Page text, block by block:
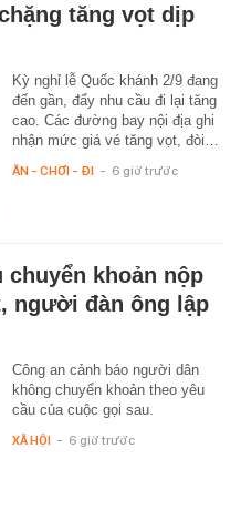
tăng vọt dịp
Kỳ nghỉ lễ Quốc khánh 2/9 đang
đến gần, đẩy nhu cầu đi lại tăng
cao. Các đường bay nội địa ghi
nhận mức giá vé tăng vọt, đòi…
ĂN - CHƠI - ĐI - 6 giờ trước
chuyển khoản nộp
người đàn ông lập
Công an cảnh báo người dân
không chuyển khoản theo yêu
cầu của cuộc gọi sau.
XÃ HỘI - 6 giờ trước